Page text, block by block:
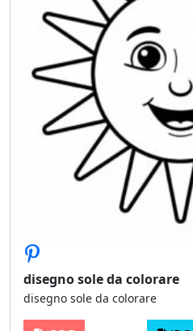
disegno sole da colorare
disegno sole da colorare